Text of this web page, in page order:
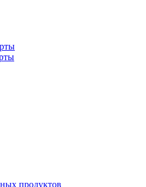
продуктов